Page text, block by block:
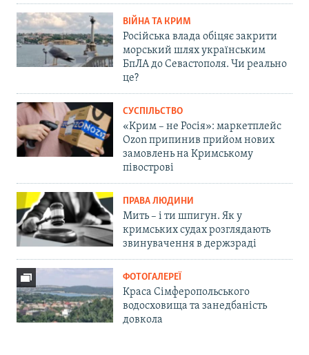
ВІЙНА ТА КРИМ
Російська влада обіцяє закрити
морський шлях українським
БпЛА до Севастополя. Чи реально
це?
СУСПІЛЬСТВО
«Крим – не Росія»: маркетплейс
Ozon припинив прийом нових
замовлень на Кримському
півострові
ПРАВА ЛЮДИНИ
Мить – і ти шпигун. Як у
кримських судах розглядають
звинувачення в держзраді
ФОТОГАЛЕРЕЇ
Краса Сімферопольського
водосховища та занедбаність
довкола